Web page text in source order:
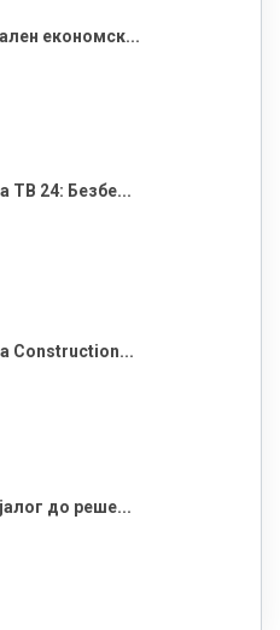
економск...
ТВ 24: Безбе...
Construction...
до реше...